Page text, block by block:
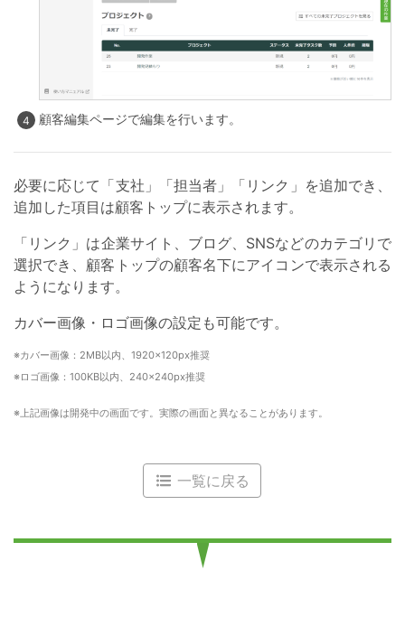
顧客編集ページで編集を行います。
必要に応じて「支社」「担当者」「リンク」を追加でき、
追加した項目は顧客トップに表示されます。
「リンク」は企業サイト、ブログ、SNSなどのカテゴリで
選択でき、顧客トップの顧客名下にアイコンで表示される
ようになります。
カバー画像・ロゴ画像の設定も可能です。
カバー画像：2MB以内、1920×120px推奨
ロゴ画像：100KB以内、240×240px推奨
上記画像は開発中の画面です。実際の画面と異なることがあります。
一覧に戻る